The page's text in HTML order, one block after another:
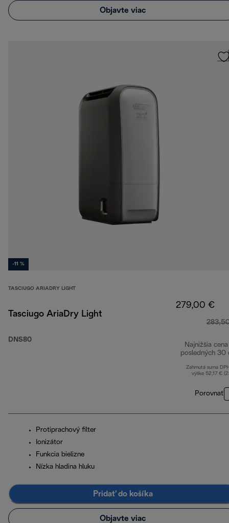
Objavte viac
-11 %
TASCIUGO ARIADRY LIGHT
Tasciugo AriaDry Light
DNS80
279,00 €
Najnižšia
posledných 30
Zahrnutá suma
výške 52,17 €
Porovnať
Protiprachový filter
Ionizátor
Funkcia bielizne
Nízka hladina hluku
Pridať do košíka
Objavte viac